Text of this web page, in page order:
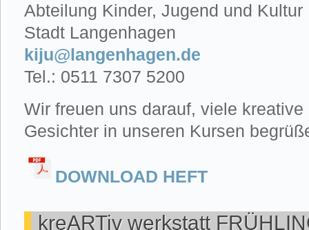
Abteilung Kinder, Jugend und Kultur
Stadt Langenhagen
kiju@langenhagen.de
Tel.: 0511 7307 5200
Wir freuen uns darauf, viele
Gesichter in unseren Kursen
DOWNLOAD HEFT
kreARTiv werkstatt